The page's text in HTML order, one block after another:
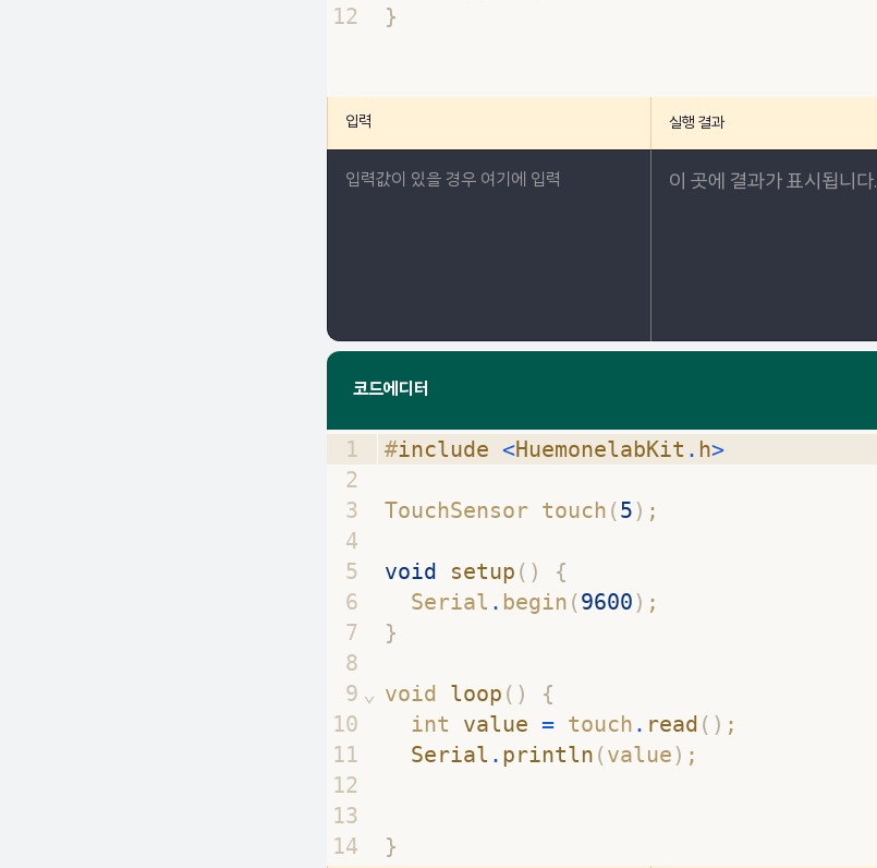
12
}
입력 실행 결과
이 곳에 결과가 표시됩니다.
코드에디터
1
2
3
4
5
6
7
8
9
10
11
12
13
14
⌄
#include <HuemonelabKit . h>
TouchSensor touch (5) ;
void setup ( )
{
  Serial
. begin (9600) ;
}
void loop ( )
{
  int
value = touch . read ( ) ;
Serial . println (value) ;
}